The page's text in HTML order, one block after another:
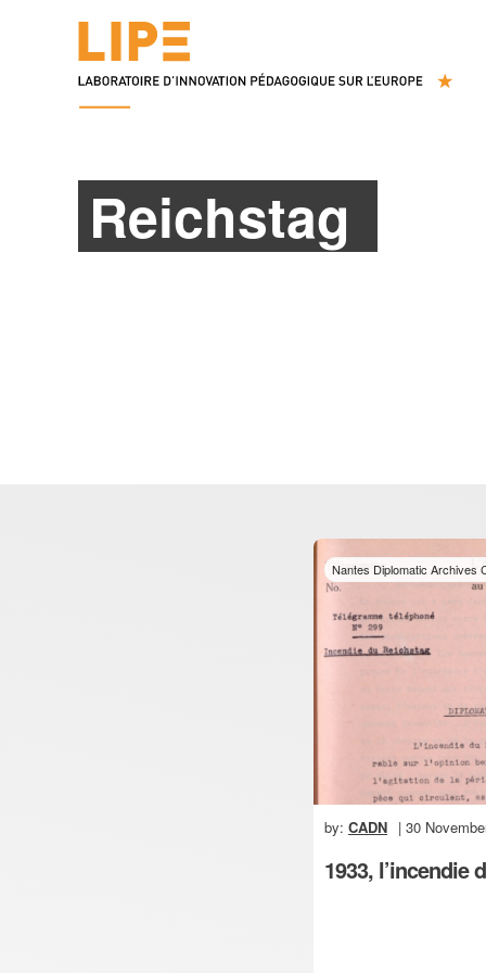
Reichstag
Nantes Diplomatic Archives
by: CADN | 30
1933, l’incendie